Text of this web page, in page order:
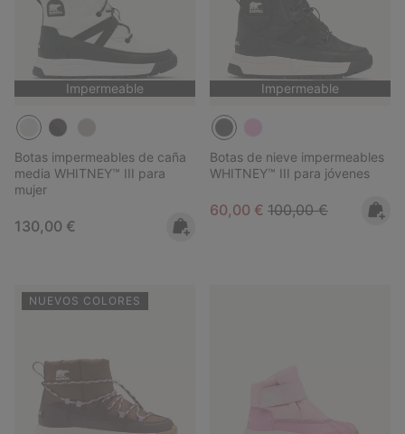
Impermeable
Botas impermeables de caña
media WHITNEY™ III para
mujer
Regular price:
130,00 €
Impermeable
Botas de nieve impermeables
WHITNEY™ III para jóvenes
Sale price:
60,00 € Regular price:
100,00 €
NUEVOS COLORES